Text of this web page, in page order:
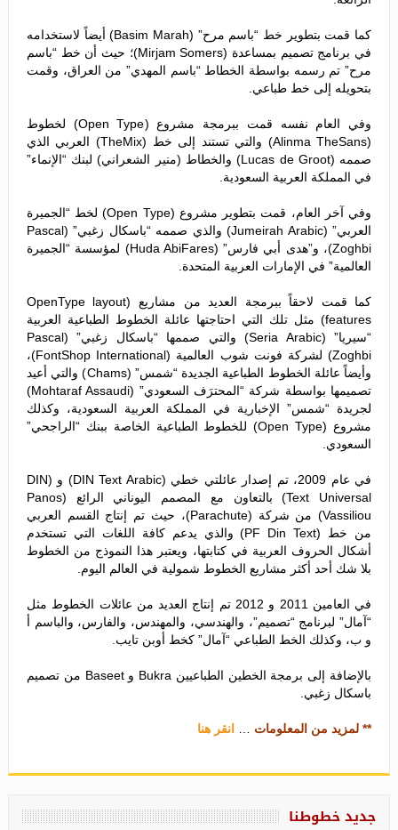
كما قمت بتطوير خط “باسم مرح” (Basim Marah) أيضاً لاستخدامه
في برنامج تصميم بمساعدة (Mirjam Somers)؛ حيث أن خط “باسم
مرح” تم رسمه بواسطة الخطاط “باسم المهدي” من العراق، وقمت
بتحويله إلى خط طباعي.
وفي العام نفسه قمت ببرمجة مشروع (Open Type) لخطوط
(Alinma TheSans) والتي تستند إلى خط (TheMix) العربي الذي
صممه (Lucas de Groot) والخطاط (منير الشعراني) لبنك “الإنماء”
في المملكة العربية السعودية.
وفي آخر العام، قمت بتطوير مشروع (Open Type) لخط “الجميرة
العربي” (Jumeirah Arabic) والذي صممه “باسكال زغبي” (Pascal
Zoghbi)، و”هدى أبي فارس” (Huda AbiFares) لمؤسسة “الجميرة
العالمية” في الإمارات العربية المتحدة.
كما قمت لاحقاً ببرمجة العديد من مشاريع (OpenType layout
features) مثل تلك التي احتاجتها عائلة الخطوط الطباعية العربية
“سيريا” (Seria Arabic) والتي صممها “باسكال زغبي” (Pascal
Zoghbi) لشركة فونت شوب العالمية (FontShop International)،
وأيضاً عائلة الخطوط الطباعية الجديدة “شمس” (Chams) والتي أعيد
تصميمها بواسطة شركة “المحترَف السعودي” (Mohtaraf Assaudi)
لجريدة “شمس” الإخبارية في المملكة العربية السعودية، وكذلك
مشروع (Open Type) للخطوط الطباعية الخاصة ببنك “الراجحي”
السعودي.
في عام 2009، تم إصدار عائلتي خطي (DIN Text Arabic) و (DIN
Text Universal) بالتعاون مع المصمم اليوناني الرائع (Panos
Vassiliou) من شركة (Parachute)، حيث تم إنتاج القسم العربي
من خط (PF Din Text) والذي يدعم كافة اللغات التي تستخدم
أشكال الحروف العربية في كتابتها، ويعتبر هذا النموذج من الخطوط
بلا شك أحد أكثر مشاريع الخطوط شمولية في العالم اليوم.
في العامين 2011 و 2012 تم إنتاج العديد من عائلات الخطوط مثل
“آمال” لبرنامج “تصميم”، والهندسي، والمهندس، والفارس، والباسم أ
و ب، وكذلك الخط الطباعي “آمال” كخط أوبن تايب.
بالإضافة إلى برمجة الخطين الطباعيين Bukra و Baseet من تصميم
باسكال زغبي.
** لمزيد من المعلومات انقر هنا
جديد خطوطنا